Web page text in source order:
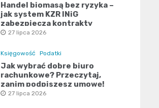
Handel biomasą bez ryzyka –
jak system KZR INiG
zabezpiecza kontrakty
terminowe?
27 lipca 2026
Księgowość Podatki
Jak wybrać dobre biuro
rachunkowe? Przeczytaj,
zanim podpiszesz umowę!
27 lipca 2026